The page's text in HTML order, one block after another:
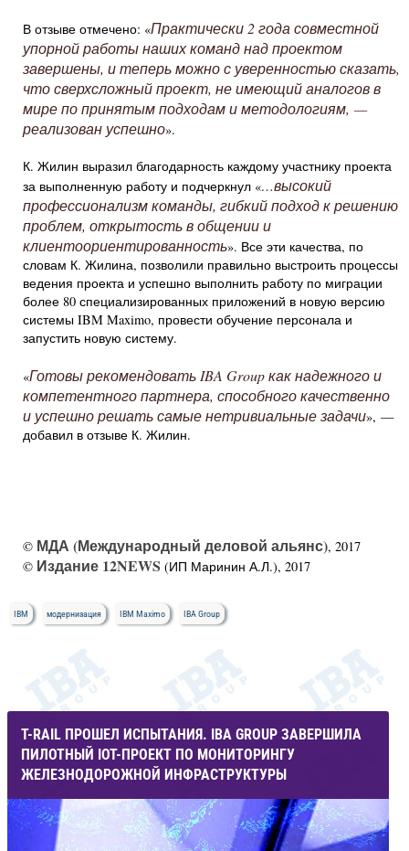
В отзыве отмечено: «Практически 2 года совместной
упорной работы наших команд над проектом
завершены, и теперь можно с уверенностью сказать,
что сверхсложный проект, не имеющий аналогов в
мире по принятым подходам и методологиям, —
реализован успешно».
К. Жилин выразил благодарность каждому участнику проекта
за выполненную работу и подчеркнул «…высокий
профессионализм команды, гибкий подход к решению
проблем, открытость в общении и
клиентоориентированность». Все эти качества, по
словам К. Жилина, позволили правильно выстроить процессы
ведения проекта и успешно выполнить работу по миграции
более 80 специализированных приложений в новую версию
системы IBM Maximo, провести обучение персонала и
запустить новую систему.
«Готовы рекомендовать IBA Group как надежного и
компетентного партнера, способного качественно
и успешно решать самые нетривиальные задачи», —
добавил в отзыве К. Жилин.
© МДА (Международный деловой альянс), 2017
© Издание 12NEWS (ИП Маринин А.Л.), 2017
IBM модернизация IBM Maximo IBA Group
T-RAIL ПРОШЕЛ ИСПЫТАНИЯ. IBA GROUP ЗАВЕРШИЛА
ПИЛОТНЫЙ IOT-ПРОЕКТ ПО МОНИТОРИНГУ
ЖЕЛЕЗНОДОРОЖНОЙ ИНФРАСТРУКТУРЫ